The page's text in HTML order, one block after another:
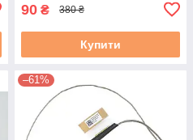
90 ₴ 380 ₴
Купити
–61%